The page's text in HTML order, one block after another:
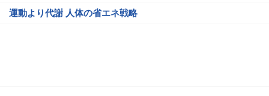
運動より代謝 人体の省エネ戦略